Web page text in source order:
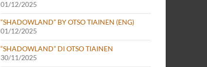
01/12/2025
“SHADOWLAND” BY OTSO TIAINEN (ENG)
01/12/2025
“SHADOWLAND” DI OTSO TIAINEN
30/11/2025